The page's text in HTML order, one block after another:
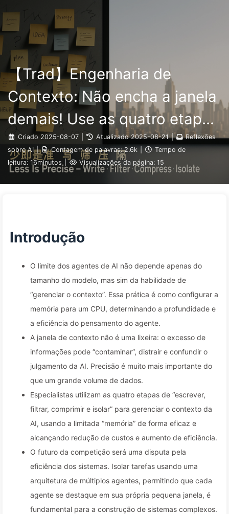
O Caminho para a Transformação com IA
Categorias Links
【Trad】Engenharia de
Contexto: Não encha a janela
demais! Use as quatro etapas
de escrita, filtragem,
compressão e isolamento;
fique atento à contaminação,
confundem, e mantenha o
Aprenda AI 170
Criado 2025-08-07 Atualizado 2025-08-21 |
Reflexões
sobre AI | Contagem de palavras: 2.6k
Tempo de
leitura: 16minutos Visualizações da página: 15
Introdução
O limite dos agentes de AI não depende apenas do
tamanho do modelo, mas sim da habilidade de
“gerenciar o contexto”. Essa prática é como configurar a
memória para um CPU, determinando a profundidade e
a eficiência do pensamento do agente.
A janela de contexto não é uma lixeira: o excesso de
informações pode “contaminar”, distrair e confundir o
julgamento da AI. Precisão é muito mais importante do
que um grande volume de dados.
Especialistas utilizam as quatro etapas de “escrever,
filtrar, comprimir e isolar” para gerenciar o contexto da
AI, usando a limitada “memória” de forma eficaz e
alcançando redução de custos e aumento de eficiência.
O futuro da competição será uma disputa pela
eficiência dos sistemas. Isolar tarefas usando uma
arquitetura de múltiplos agentes, permitindo que cada
agente se destaque em sua própria pequena janela, é
fundamental para a construção de sistemas complexos.